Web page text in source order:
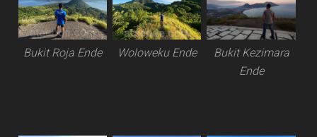
Bukit Roja Ende Woloweku Ende
Bukit Kezimara
Ende